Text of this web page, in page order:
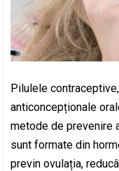
Pilulele
anticoncepționale
metode de prevenire
sunt formate din
previn ovulația,